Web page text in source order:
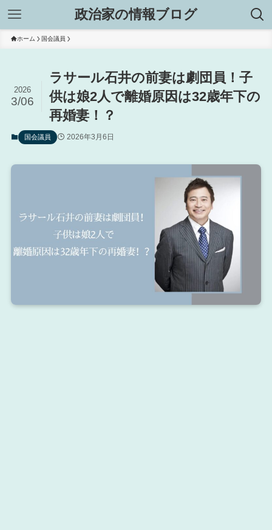
政治家の情報ブログ
ホーム 国会議員
ラサール石井の前妻は劇団員！子
供は娘2人で離婚原因は32歳年下の
再婚妻！？
2026
3/06
国会議員 2026年3月6日